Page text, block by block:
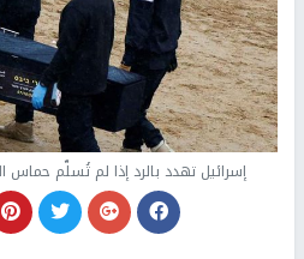
إسرائيل تهدد بالرد إذا لم تُسلّم